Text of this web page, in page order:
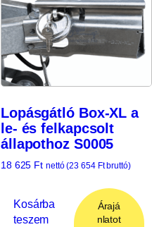
Lopásgátló Box-XL a
le- és felkapcsolt
állapothoz S0005
18 625 Ft nettó (23 654 Ftbruttó)
Kosárba
teszem
Árajá
nlatot